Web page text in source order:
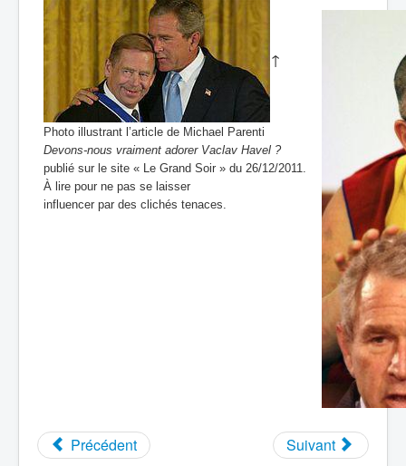
↑
Photo illustrant l’article de Michael Parenti
Devons-nous vraiment adorer Vaclav Havel ?
publié sur le site « Le Grand Soir » du 26/12/2011.
À lire pour ne pas se laisser
influencer par des clichés tenaces.
Précédent Suivant